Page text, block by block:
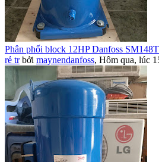
Phân phối block 12HP Danfoss
rẻ tr bởi maynendanfoss, Hôm qua, lúc